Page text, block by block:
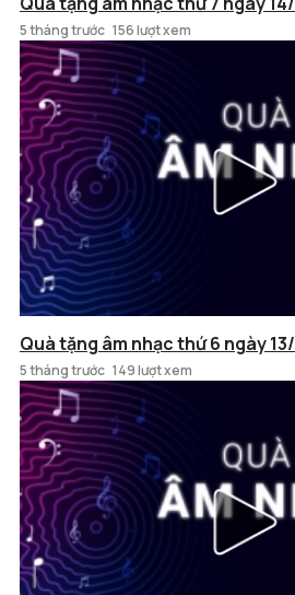
5 tháng trước 156 lượt xem
Quà tặng âm nhạc thứ 6 ngày
5 tháng trước 149 lượt xem